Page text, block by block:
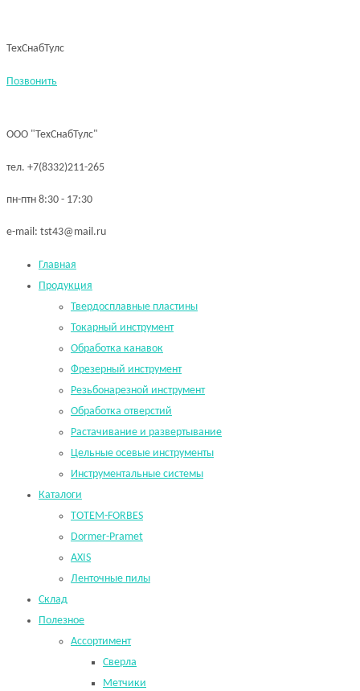
ТехСнабТулс
Позвонить
ООО "ТехСнабТулс"
тел. +7(8332)211-265
пн-птн 8:30 - 17:30
e-mail: tst43@mail.ru
Главная
Продукция
Твердосплавные пластины
Токарный инструмент
Обработка канавок
Фрезерный инструмент
Резьбонарезной инструмент
Обработка отверстий
Растачивание и развертывание
Цельные осевые инструменты
Инструментальные системы
Каталоги
TOTEM-FORBES
Dormer-Pramet
AXIS
Ленточные пилы
Склад
Полезное
Ассортимент
Сверла
Метчики